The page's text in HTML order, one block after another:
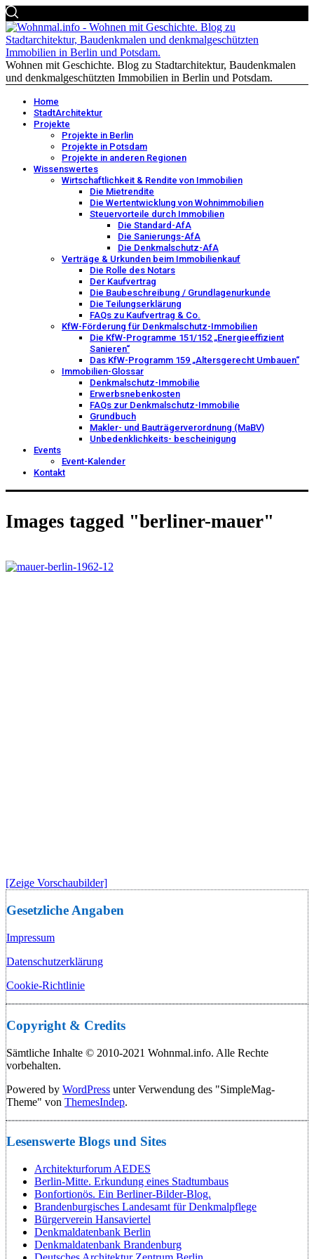
Wohnen mit Geschichte. Blog zu Stadtarchitektur, Baudenkmalen
und denkmalgeschützten Immobilien in Berlin und Potsdam.
Home
StadtArchitektur
Projekte
Projekte in Berlin
Projekte in Potsdam
Projekte in anderen Regionen
Wissenswertes
Wirtschaftlichkeit & Rendite von Immobilien
Die Mietrendite
Die Wertentwicklung von Wohnimmobilien
Steuervorteile durch Immobilien
Die Standard-AfA
Die Sanierungs-AfA
Die Denkmalschutz-AfA
Verträge & Urkunden beim Immobilienkauf
Die Rolle des Notars
Der Kaufvertrag
Die Baubeschreibung / Grundlagenurkunde
Die Teilungserklärung
FAQs zu Kaufvertrag & Co.
KfW-Förderung für Denkmalschutz-Immobilien
Die KfW-Programme 151/152 „Energieeffizient
Sanieren“
Das KfW-Programm 159 „Altersgerecht Umbauen“
Immobilien-Glossar
Denkmalschutz-Immobilie
Erwerbsnebenkosten
FAQs zur Denkmalschutz-Immobilie
Grundbuch
Makler- und Bauträgerverordnung (MaBV)
Unbedenklichkeits- bescheinigung
Events
Event-Kalender
Kontakt
Images tagged "berliner-mauer"
[Zeige Vorschaubilder]
Gesetzliche Angaben
Impressum
Datenschutzerklärung
Cookie-Richtlinie
Copyright & Credits
Sämtliche Inhalte © 2010-2021 Wohnmal.info. Alle Rechte
vorbehalten.
Powered by WordPress unter Verwendung des "SimpleMag-
Theme" von ThemesIndep.
Lesenswerte Blogs und Sites
Architekturforum AEDES
Berlin-Mitte. Erkundung eines Stadtumbaus
Bonfortionös. Ein Berliner-Bilder-Blog.
Brandenburgisches Landesamt für Denkmalpflege
Bürgerverein Hansaviertel
Denkmaldatenbank Berlin
Denkmaldatenbank Brandenburg